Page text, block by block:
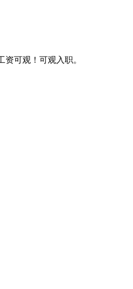
资可观！可观入职。